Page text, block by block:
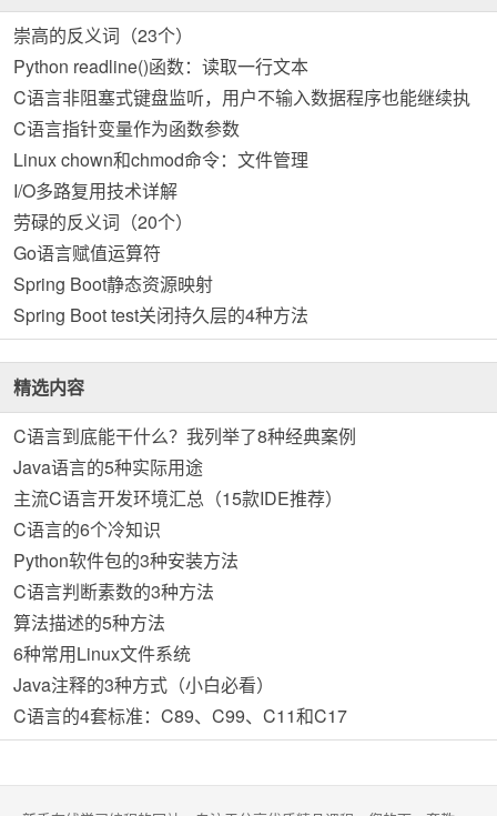
崇高的反义词（23个）
Python readline()函数：读取一行文本
C语言非阻塞式键盘监听，用户不输入数据程序也能继续执
行
C语言指针变量作为函数参数
Linux chown和chmod命令：文件管理
I/O多路复用技术详解
劳碌的反义词（20个）
Go语言赋值运算符
Spring Boot静态资源映射
Spring Boot test关闭持久层的4种方法
精选内容
C语言到底能干什么？我列举了8种经典案例
Java语言的5种实际用途
主流C语言开发环境汇总（15款IDE推荐）
C语言的6个冷知识
Python软件包的3种安装方法
C语言判断素数的3种方法
算法描述的5种方法
6种常用Linux文件系统
Java注释的3种方式（小白必看）
C语言的4套标准：C89、C99、C11和C17